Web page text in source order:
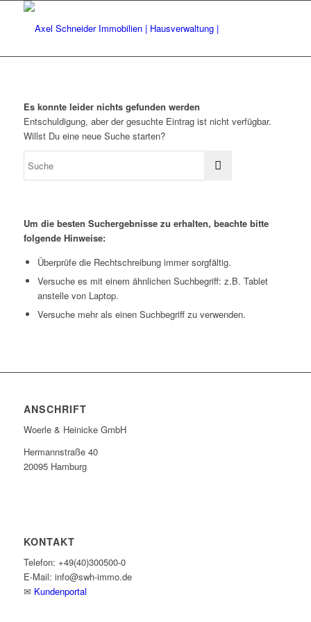
Es konnte leider nichts gefunden werden
Entschuldigung, aber der gesuchte Eintrag ist nicht verfügbar.
Willst Du eine neue Suche starten?
Um die besten Suchergebnisse zu erhalten, beachte bitte
folgende Hinweise:
Überprüfe die Rechtschreibung immer sorgfältig.
Versuche es mit einem ähnlichen Suchbegriff: z.B. Tablet
anstelle von Laptop.
Versuche mehr als einen Suchbegriff zu verwenden.
ANSCHRIFT
Woerle & Heinicke GmbH
Hermannstraße 40
20095 Hamburg
KONTAKT
Telefon: +49(40)300500-0
E-Mail: info@swh-immo.de
✉ Kundenportal